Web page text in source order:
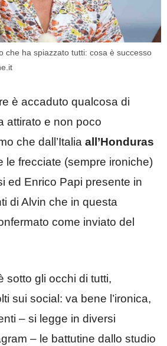
che ha spiazzato tutti: cosa è successo
è accaduto qualcosa di
attirato e non poco
che dall’Italia all’Honduras
le frecciate (sempre ironiche)
ed Enrico Papi presente in
di Alvin che in questa
come inviato del
sotto gli occhi di tutti,
sui social: va bene l’ironica,
– si legge in diversi
– le battutine dallo studio